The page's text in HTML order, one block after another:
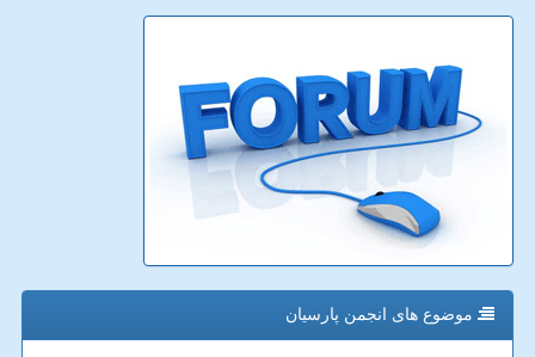
موضوع های انجمن پارسیان